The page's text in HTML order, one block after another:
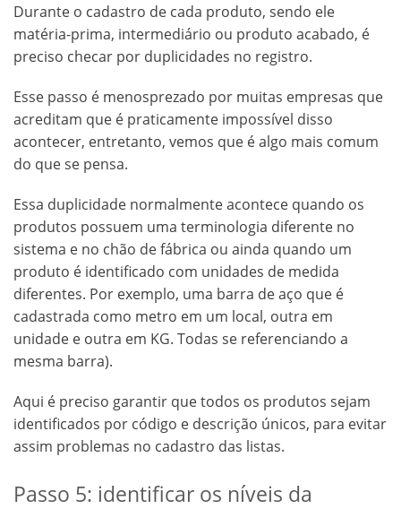
Durante o cadastro de cada produto, sendo ele
matéria-prima, intermediário ou produto acabado, é
preciso checar por duplicidades no registro.
Esse passo é menosprezado por muitas empresas que
acreditam que é praticamente impossível disso
acontecer, entretanto, vemos que é algo mais comum
do que se pensa.
Essa duplicidade normalmente acontece quando os
produtos possuem uma terminologia diferente no
sistema e no chão de fábrica ou ainda quando um
produto é identificado com unidades de medida
diferentes. Por exemplo, uma barra de aço que é
cadastrada como metro em um local, outra em
unidade e outra em KG. Todas se referenciando a
mesma barra).
Aqui é preciso garantir que todos os produtos sejam
identificados por código e descrição únicos, para evitar
assim problemas no cadastro das listas.
Passo 5: identificar os níveis da